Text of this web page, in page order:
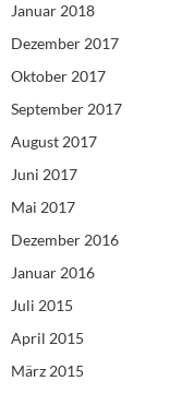
Januar 2018
Dezember 2017
Oktober 2017
September 2017
August 2017
Juni 2017
Mai 2017
Dezember 2016
Januar 2016
Juli 2015
April 2015
März 2015